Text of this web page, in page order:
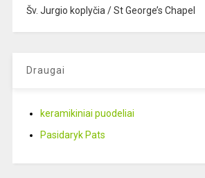
Šv. Jurgio koplyčia / St George’s Chapel
Draugai
keramikiniai puodeliai
Pasidaryk Pats